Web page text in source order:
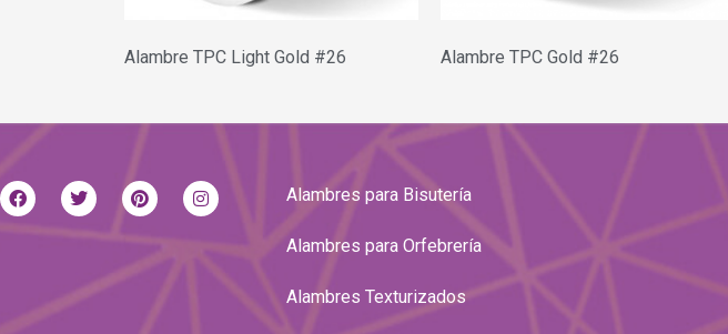
Alambre TPC Light Gold #26 Alambre TPC Gold #26
Alambres para Bisutería
Alambres para Orfebrería
Alambres Texturizados